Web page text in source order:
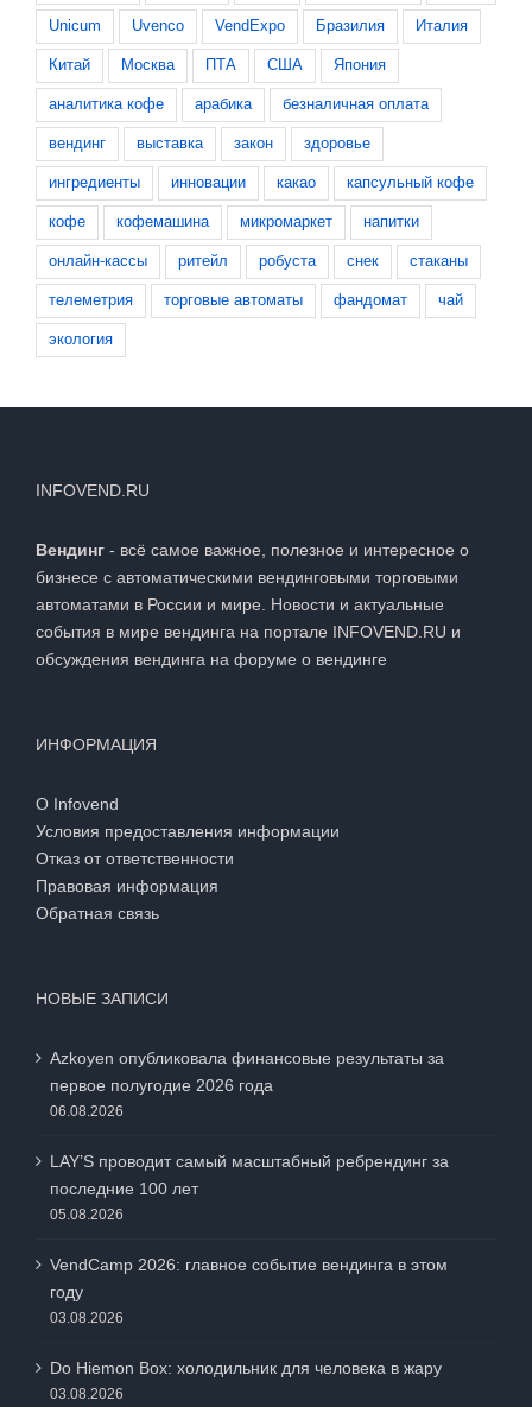
Unicum Uvenco VendExpo Бразилия Италия
Китай Москва ПТА США Япония
аналитика кофе арабика безналичная оплата
вендинг выставка закон здоровье
ингредиенты инновации какао капсульный кофе
кофе кофемашина микромаркет напитки
онлайн-кассы ритейл робуста снек стаканы
телеметрия торговые автоматы фандомат чай
экология
INFOVEND.RU
Вендинг - всё самое важное, полезное и интересное о
бизнесе с автоматическими вендинговыми торговыми
автоматами в России и мире. Новости и актуальные
события в мире вендинга на портале INFOVEND.RU и
обсуждения вендинга на форуме о вендинге
ИНФОРМАЦИЯ
О Infovend
Условия предоставления информации
Отказ от ответственности
Правовая информация
Обратная связь
НОВЫЕ ЗАПИСИ
Azkoyen опубликовала финансовые результаты за
первое полугодие 2026 года
06.08.2026
LAY’S проводит самый масштабный ребрендинг за
последние 100 лет
05.08.2026
VendCamp 2026: главное событие вендинга в этом
году
03.08.2026
Do Hiemon Box: холодильник для человека в жару
03.08.2026